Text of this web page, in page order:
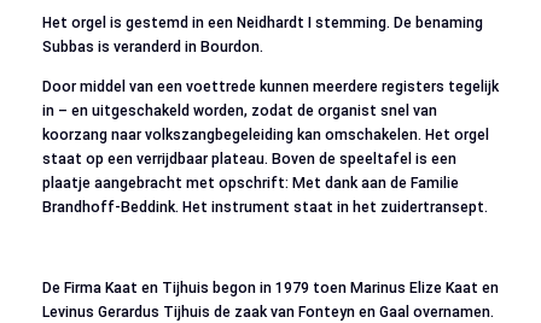
Het orgel is gestemd in een Neidhardt I stemming. De benaming
Subbas is veranderd in Bourdon.
Door middel van een voettrede kunnen meerdere registers tegelijk
in – en uitgeschakeld worden, zodat de organist snel van
koorzang naar volkszangbegeleiding kan omschakelen. Het orgel
staat op een verrijdbaar plateau. Boven de speeltafel is een
plaatje aangebracht met opschrift: Met dank aan de Familie
Brandhoff-Beddink. Het instrument staat in het zuidertransept.
De Firma Kaat en Tijhuis begon in 1979 toen Marinus Elize Kaat en
Levinus Gerardus Tijhuis de zaak van Fonteyn en Gaal overnamen.